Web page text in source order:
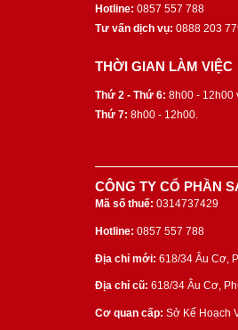
Hotline: 0857 557 788
Tư vấn dịch vụ: 0888 203
THỜI GIAN LÀM VIỆC
Thứ 2 - Thứ 6: 8h00 - 12h00
Thứ 7: 8h00 - 12h00.
CÔNG TY CỔ PHẦN
Mã số thuế: 0314737429
Hotline: 0857 557 788
Địa chỉ mới: 618/34 Âu Cơ,
Địa chỉ cũ: 618/34 Âu Cơ,
Cơ quan cấp: Sở Kế Hoạch